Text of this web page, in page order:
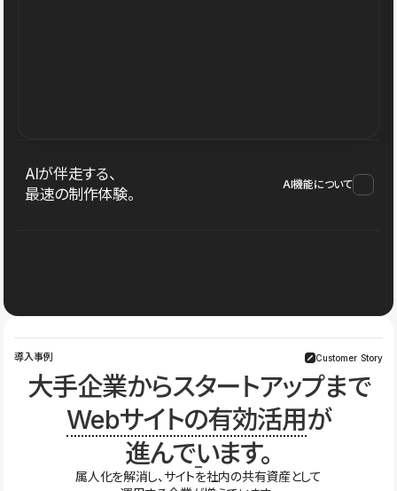
AIが伴走する、
最速の制作体験。
AI機能について
導入事例 Customer Story
大手企業からスタートアップまで
Webサイトの有効活用が
進んでいます。
属人化を解消し、サイトを社内の共有資産として